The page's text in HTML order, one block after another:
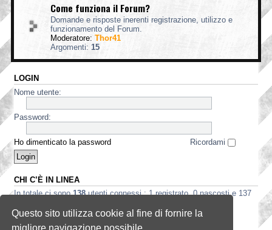
Questo sito utilizza cookie al fine di fornire la
migliore navigazione possibile
Come funziona il Forum?
Domande e risposte inerenti registrazione, utilizzo e
funzionamento del Forum.
Moderatore: Thor41
Argomenti: 15
LOGIN
Nome utente:
Password:
Ho dimenticato la password Ricordami
CHI C’È IN LINEA
In totale ci sono138utenti connessi : 1 registrato, 0 nascosti e 137
Record di utenti connessi:3535 registrato il 2 ago 2026, 5:56